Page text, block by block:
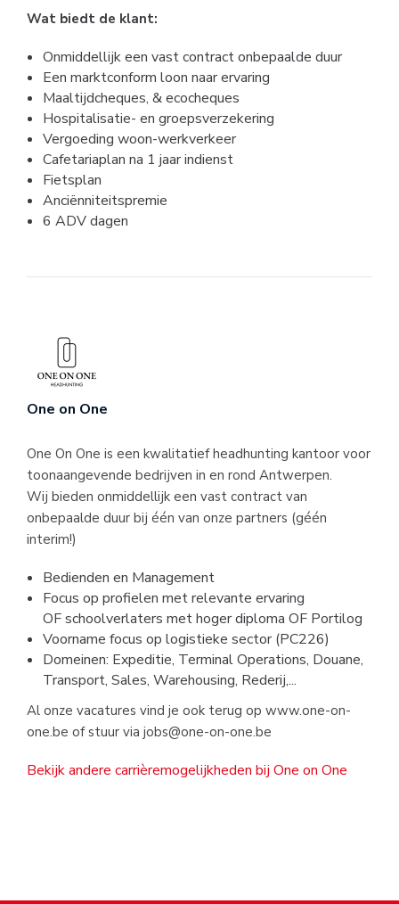
Wat biedt de klant:
Onmiddellijk een vast contract onbepaalde duur
Een marktconform loon naar ervaring
Maaltijdcheques, & ecocheques
Hospitalisatie- en groepsverzekering
Vergoeding woon-werkverkeer
Cafetariaplan na 1 jaar indienst
Fietsplan
Anciënniteitspremie
6 ADV dagen
One on One
One On One is een kwalitatief headhunting kantoor voor
toonaangevende bedrijven in en rond Antwerpen.
Wij bieden onmiddellijk een vast contract van
onbepaalde duur bij één van onze partners (géén
interim!)
Bedienden en Management
Focus op profielen met relevante ervaring
OF schoolverlaters met hoger diploma OF Portilog
Voorname focus op logistieke sector (PC226)
Domeinen: Expeditie, Terminal Operations, Douane,
Transport, Sales, Warehousing, Rederij,...
Al onze vacatures vind je ook terug op www.one-on-
one.be of stuur via jobs@one-on-one.be
Bekijk andere carrièremogelijkheden bij One on One